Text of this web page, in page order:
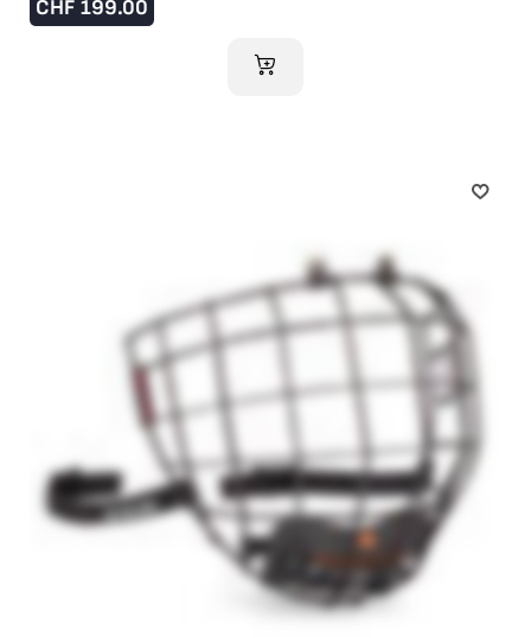
CHF 199.00
AJOUTER AU PANIER